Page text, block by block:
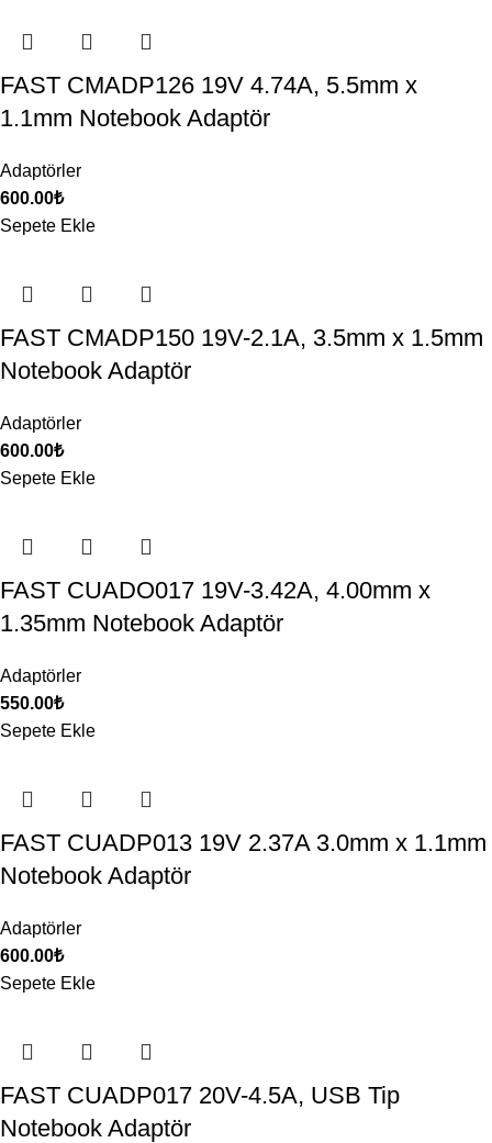
FAST CMADP126 19V 4.74A, 5.5mm x
1.1mm Notebook Adaptör
Adaptörler
600.00₺
Sepete Ekle
FAST CMADP150 19V-2.1A, 3.5mm x 1.5mm
Notebook Adaptör
Adaptörler
600.00₺
Sepete Ekle
FAST CUADO017 19V-3.42A, 4.00mm x
1.35mm Notebook Adaptör
Adaptörler
550.00₺
Sepete Ekle
FAST CUADP013 19V 2.37A 3.0mm x 1.1mm
Notebook Adaptör
Adaptörler
600.00₺
Sepete Ekle
FAST CUADP017 20V-4.5A, USB Tip
Notebook Adaptör